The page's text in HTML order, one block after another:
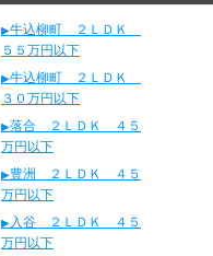
牛込柳町 ２ＬＤＫ
５５万円以下
牛込柳町 ２ＬＤＫ
３０万円以下
落合 ２ＬＤＫ ４５
万円以下
豊洲 ２ＬＤＫ ４５
万円以下
入谷 ２ＬＤＫ ４５
万円以下